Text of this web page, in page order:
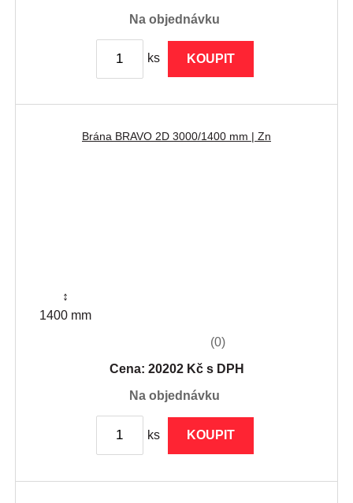
na objednávku
ks KOUPIT
Brána BRAVO 2D 3000/1400 mm | Zn
↕
1400 mm
(0)
Cena: 20202 Kč s DPH
na objednávku
ks KOUPIT